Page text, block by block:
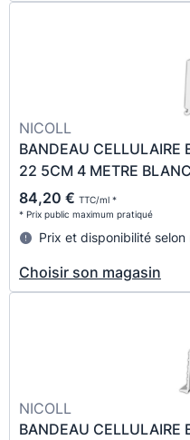
NICOLL
BANDEAU CELLULAIRE
22 5CM 4 METRE
84,20 € TTC/ml *
* Prix public maximum pratiqué
Prix et disponibilité selon
Choisir son magasin
NICOLL
BANDEAU CELLULAIRE